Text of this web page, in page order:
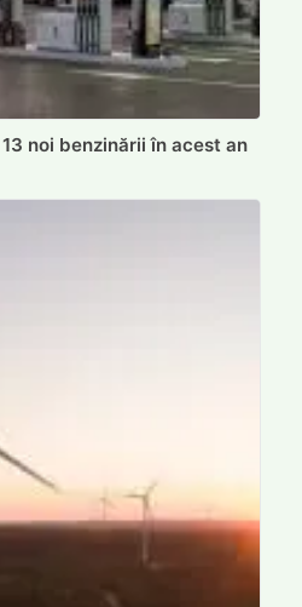
noi benzinării în acest an